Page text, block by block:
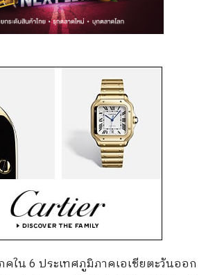
คใน 6 ประเทศภูมิภาคเอเชียตะวันออก